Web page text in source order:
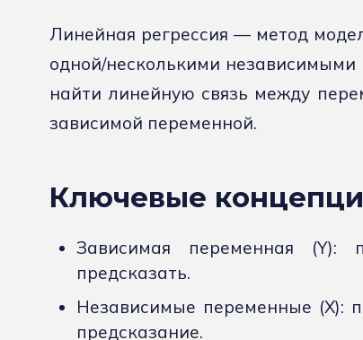
Линейная регрессия — метод
одной/несколькими
найти линейную связь между
зависимой переменной.
Ключевые
Зависимая переменная (Y):
предсказать.
Независимые переменные (X):
предсказание.